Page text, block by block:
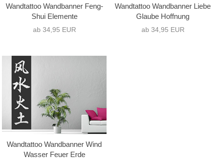
Wandtattoo Wandbanner Feng-
Shui Elemente
ab 34,95 EUR
Wandtattoo Wandbanner Liebe
Glaube Hoffnung
ab 34,95 EUR
Wandtattoo Wandbanner Wind
Wasser Feuer Erde